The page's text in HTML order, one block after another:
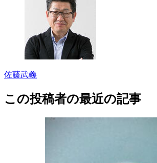
佐藤武義
この投稿者の最近の記事